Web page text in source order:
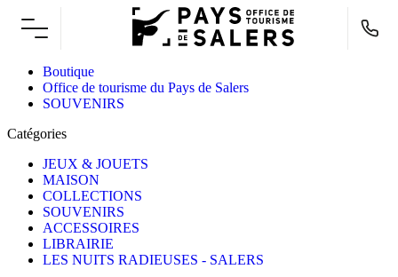
Boutique
Office de tourisme du Pays de Salers
SOUVENIRS
Catégories
JEUX & JOUETS
MAISON
COLLECTIONS
SOUVENIRS
ACCESSOIRES
LIBRAIRIE
LES NUITS RADIEUSES - SALERS